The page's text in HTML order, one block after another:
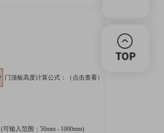
门顶板高度计算公式：（点击查看）
(可输入范围：50mm - 1000mm)